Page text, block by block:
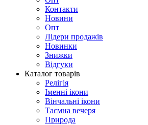
Контакти
Новини
Опт
Лідери продажів
Новинки
Знижки
Відгуки
Каталог товарів
Релігія
Іменні ікони
Вінчальні ікони
Таємна вечеря
Природа